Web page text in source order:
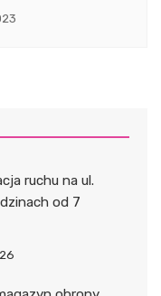
ruchu na ul.
od 7